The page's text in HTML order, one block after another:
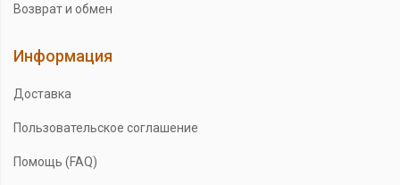
Возврат и обмен
Информация
Доставка
Пользовательское соглашение
Помощь (FAQ)